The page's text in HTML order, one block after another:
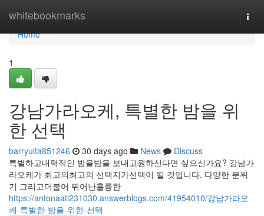
whitebookmarks
Home
Home
1
강남가라오케, 특별한 밤을 위
한 선택
barryulta851246 30 days ago News
Discuss
특별하고매력적인 밤을밤을 보내고원하신다면 싶으신가요? 강남가
라오케가 최고의최고의 선택지가선택이 될 것입니다. 다양한 분위
기 그리고더불어 뛰어난훌륭한
https://antonaatl231030.answerblogs.com/41954010/강남가라오
케-특별한-밤을-위한-선택